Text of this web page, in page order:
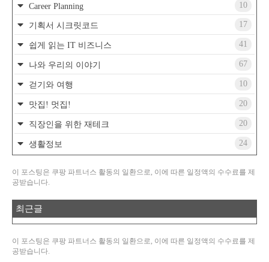
Career Planning 10
기획서 시크릿코드 17
쉽게 읽는 IT 비즈니스 41
나와 우리의 이야기 67
걷기와 여행 10
맛집! 멋집! 20
직장인을 위한 재테크 20
생활정보 24
이 포스팅은 쿠팡 파트너스 활동의 일환으로, 이에 따른 일정액의 수수료를 제
공받습니다.
최근글
이 포스팅은 쿠팡 파트너스 활동의 일환으로, 이에 따른 일정액의 수수료를 제
공받습니다.